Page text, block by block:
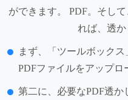
ができます。 PDF。そし
れば、透か
まず、「ツールボック
PDFファイルをアップロ
第二に、必要なPDF透か